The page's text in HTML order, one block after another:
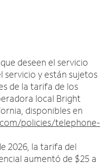
deseen el servicio
y están sujetos
de la tarifa de los
local Bright
disponibles en
policies/telephone-
2026, la tarifa del
aumentó de $25 a